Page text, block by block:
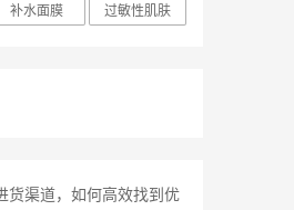
补水面膜 过敏性肌肤
货渠道，如何高效找到优